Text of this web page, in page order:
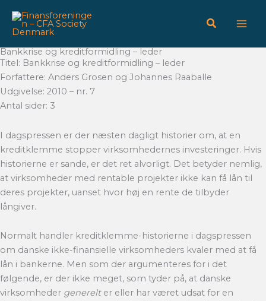
indholdet
Bankkrise og kreditformidling – leder
Titel: Bankkrise og kreditformidling – leder
Forfattere: Anders Grosen og Johannes Raaballe
Udgivelse: 2010 – nr. 7
Antal sider: 3
I dagspressen er der næsten dagligt historier om, at en
kreditklemme stopper virksomhedernes investeringer. Hvis
historierne er sande, er det ret alvorligt. Det betyder nemlig,
at virksomheder med rentable projekter ikke kan få lån til
deres projekter, uanset hvor høj en rente de tilbyder
långiver.
Normalt handler kreditklemme-historierne i dagspressen
om danske ikke-finansielle virksomheders kvaler med at få
lån i bankerne. Men som der argumenteres for i det
følgende, er der ikke meget, som tyder på, at danske
virksomheder generelter eller har været udsat for en